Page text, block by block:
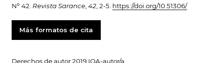
Derechos de autor 2019 IOA-autor/a
Nº 42. Revista Sarance 42 , 2-5. https://doi.org/10.51306/
Más formatos de cita